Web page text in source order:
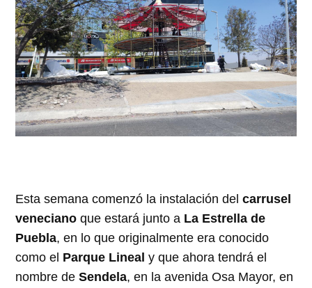
Esta semana comenzó la instalación delcarrusel
veneciano que estará junto a La Estrella de
Puebla, en lo que originalmente era conocido
como el Parque Lineal y que ahora tendrá el
nombre deSendela, en la avenida Osa Mayor, en